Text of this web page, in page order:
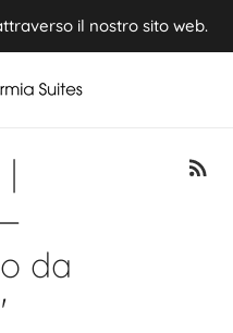
Kythnos ⭢ Book now
il nostro sito web.
da